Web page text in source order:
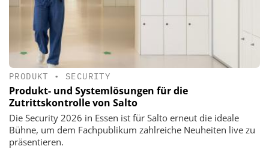
PRODUKT • SECURITY
Produkt- und Systemlösungen für die
Zutrittskontrolle von Salto
Die Security 2026 in Essen ist für Salto erneut die ideale
Bühne, um dem Fachpublikum zahlreiche Neuheiten live zu
präsentieren.